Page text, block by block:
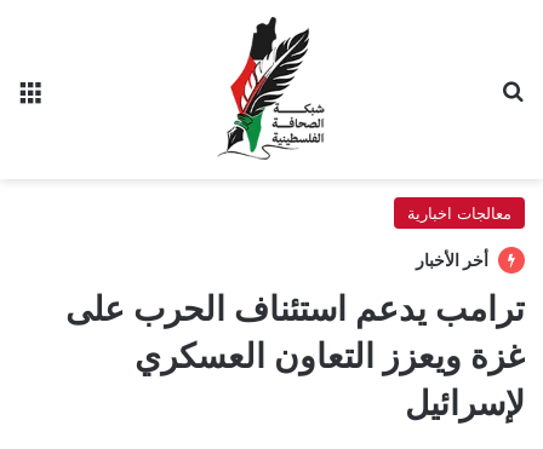
معالجات اخبارية
أخر الأخبار
ترامب يدعم استئناف الحرب على
غزة ويعزز التعاون العسكري
لإسرائيل